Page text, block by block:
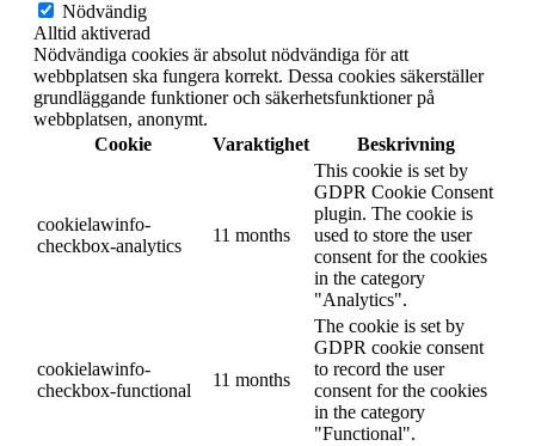
Nödvändig
Alltid aktiverad
Nödvändiga cookies är absolut nödvändiga för att
webbplatsen ska fungera korrekt. Dessa cookies säkerställer
grundläggande funktioner och säkerhetsfunktioner på
webbplatsen, anonymt.
Cookie
Varaktighet Beskrivning
cookielawinfo-
checkbox-analytics
11 months
This cookie is set by
GDPR Cookie Consent
plugin. The cookie is
used to store the user
consent for the cookies
in the category
"Analytics".
cookielawinfo-
checkbox-functional
11 months
The cookie is set by
GDPR cookie consent
to record the user
consent for the cookies
in the category
"Functional".